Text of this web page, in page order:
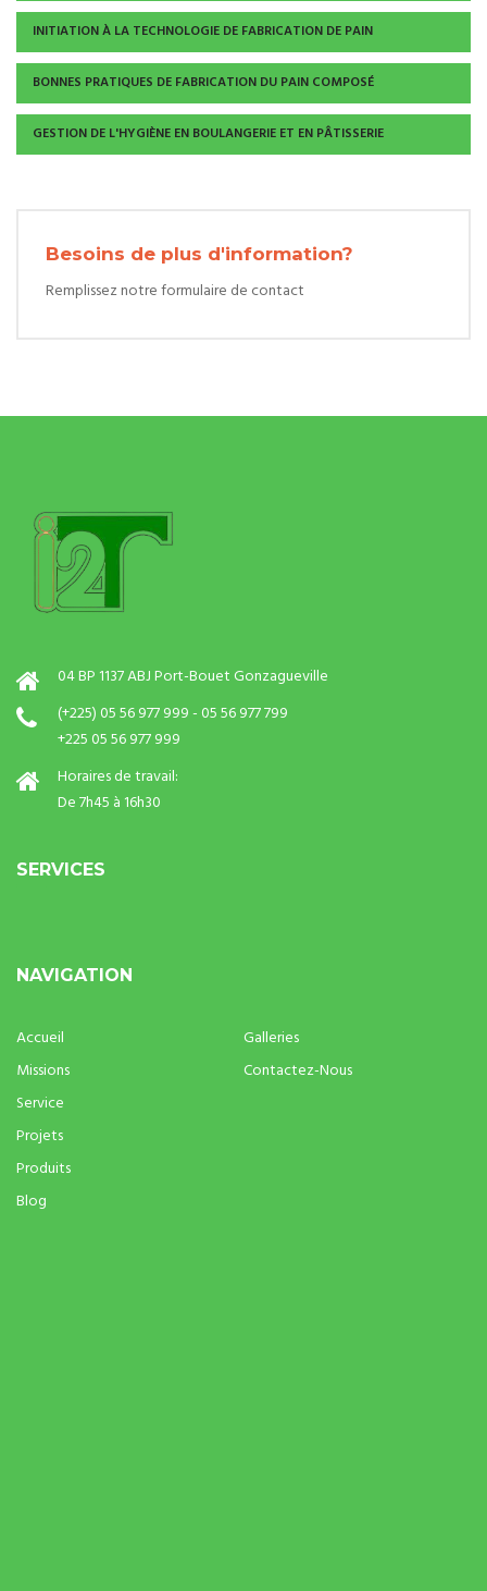
INITIATION À LA TECHNOLOGIE DE FABRICATION DE PAIN
BONNES PRATIQUES DE FABRICATION DU PAIN COMPOSÉ
GESTION DE L'HYGIÈNE EN BOULANGERIE ET EN PÂTISSERIE
Besoins de plus d'information?
Remplissez notre formulaire de contact
04 BP 1137 ABJ Port-Bouet Gonzagueville
(+225) 05 56 977 999 - 05 56 977 799
+225 05 56 977 999
Horaires de travail:
De 7h45 à 16h30
SERVICES
NAVIGATION
Accueil
Missions
Service
Projets
Produits
Blog
Galleries
Contactez-Nous